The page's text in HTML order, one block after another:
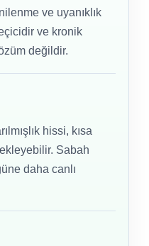
ve uyanıklık
ve kronik
değildir.
hissi, kısa
Sabah
daha canlı